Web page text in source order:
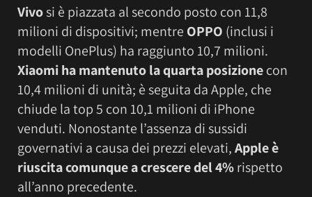
Vivosi è piazzata al secondo posto con 11,8
milioni di dispositivi; mentre OPPO (inclusi i
modelli OnePlus) ha raggiunto 10,7 milioni.
Xiaomi ha mantenuto la quarta posizionecon
10,4 milioni di unità; è seguita da Apple, che
chiude la top 5 con 10,1 milioni di iPhone
venduti. Nonostante l’assenza di sussidi
governativi a causa dei prezzi elevati,Apple è
riuscita comunque a crescere del 4%rispetto
all’anno precedente.